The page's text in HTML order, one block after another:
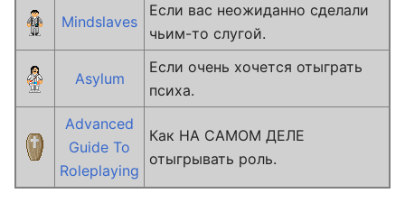
Mindslaves
Если вас неожиданно сделали
чьим-то слугой.
Asylum
Если очень хочется отыграть
психа.
Advanced
Guide To
Roleplaying
Как НА САМОМ ДЕЛЕ
отыгрывать роль.